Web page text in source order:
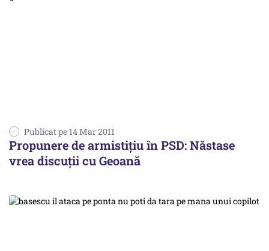
Publicat pe 14 Mar 2011
Propunere de armistițiu în PSD: Năstase
vrea discuții cu Geoană